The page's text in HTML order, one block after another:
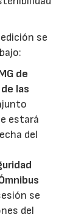
se
de
las
estará
del
se
del